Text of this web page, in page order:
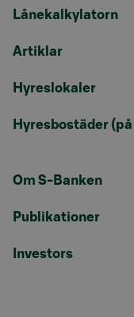
Lånekalkylatorn
Artiklar
Hyreslokaler
Hyresbostäder
Om S-Banken
Publikationer
Investors